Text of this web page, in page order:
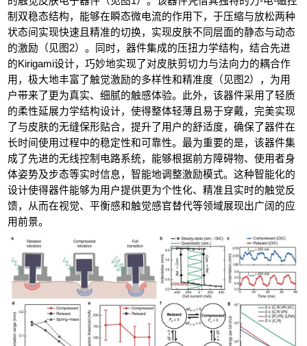
制双稳态结构，能够在瞬态微电流的作用下，于压缩与放松两种
状态间实现快速且精准的切换，实现皮肤不同层面的静态与动态
的激励（见图2）。同时，器件集成的压扭力学结构，结合先进
的Kirigami设计，巧妙地实现了对皮肤剪切力与法向力的耦合作
用，极大地丰富了触觉激励的多样性和精准度（见图2），为用
户带来了更为真实、细腻的触感体验。此外，该器件采用了轻质
的柔性延展力学结构设计，使得整体轻薄且易于穿戴，完美实现
了与皮肤的无缝保形贴合，提升了用户的舒适度，确保了器件在
长时间使用过程中的稳定性和可靠性。最为重要的是，该器件集
成了先进的无线控制电路系统，能够根据前方障碍物、使用者身
体姿势及步态等实时信息，智能地调整激励模式。这种智能化的
设计使得器件能够为用户提供更为个性化、精准且实时的触觉反
馈，从而在视觉、平衡感和触觉感官替代等领域展现出广阔的应
用前景。